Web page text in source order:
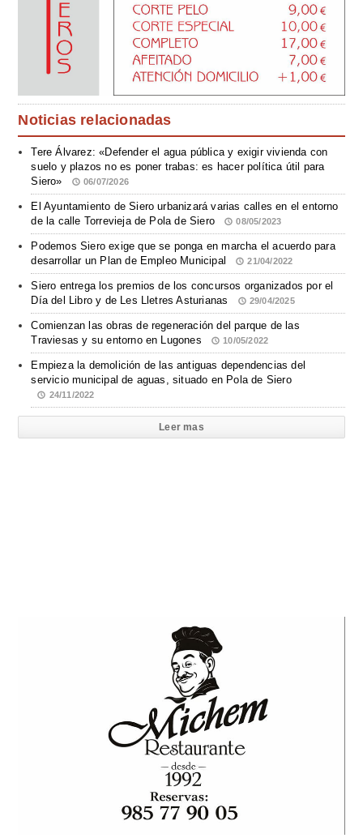
Noticias relacionadas
Tere Álvarez: «Defender el agua pública y exigir vivienda con
suelo y plazos no es poner trabas: es hacer política útil para
Siero»
06/07/2026
El Ayuntamiento de Siero urbanizará varias calles en el entorno
de la calle Torrevieja de Pola de Siero
08/05/2023
Podemos Siero exige que se ponga en marcha el acuerdo para
desarrollar un Plan de Empleo Municipal
21/04/2022
Siero entrega los premios de los concursos organizados por el
Día del Libro y de Les Lletres Asturianas
29/04/2025
Comienzan las obras de regeneración del parque de las
Traviesas y su entorno en Lugones
10/05/2022
Empieza la demolición de las antiguas dependencias del
servicio municipal de aguas, situado en Pola de Siero
24/11/2022
Leer mas